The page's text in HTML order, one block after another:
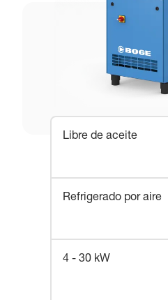
Libre de aceite
Refrigerado por aire
4 - 30 kW